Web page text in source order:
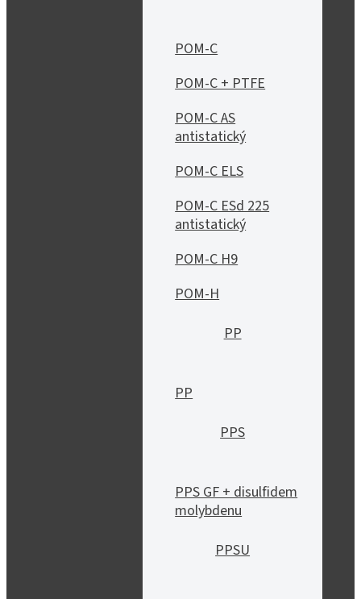
POM-C
POM-C + PTFE
POM-C AS
antistatický
POM-C ELS
POM-C ESd 225
antistatický
POM-C H9
POM-H
PP
PP
PPS
PPS GF + disulfidem
molybdenu
PPSU